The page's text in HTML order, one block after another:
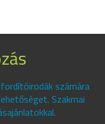
számára
Szakmai